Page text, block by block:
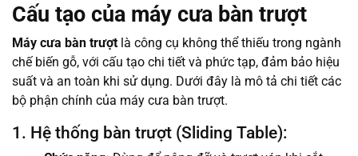
Cấu tạo của máy cưa bàn trượt
Máy cưa bàn trượtlà công cụ không thể thiếu trong ngành
chế biến gỗ, với cấu tạo chi tiết và phức tạp, đảm bảo hiệu
suất và an toàn khi sử dụng. Dưới đây là mô tả chi tiết các
bộ phận chính của máy cưa bàn trượt.
1. Hệ thống bàn trượt (Sliding Table):